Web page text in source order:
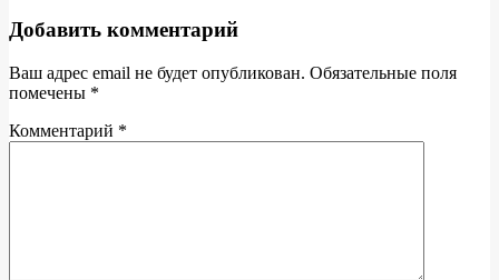
Добавить комментарий
Ваш адрес email не будет опубликован. Обязательные поля
помечены *
Комментарий *